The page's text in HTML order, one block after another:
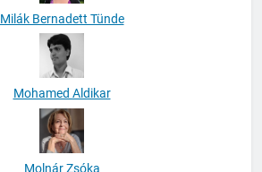
Milák Bernadett Tünde
Mohamed Aldikar
Molnár Zsóka